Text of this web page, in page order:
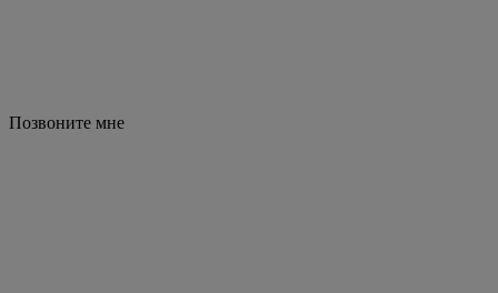
Позвоните мне